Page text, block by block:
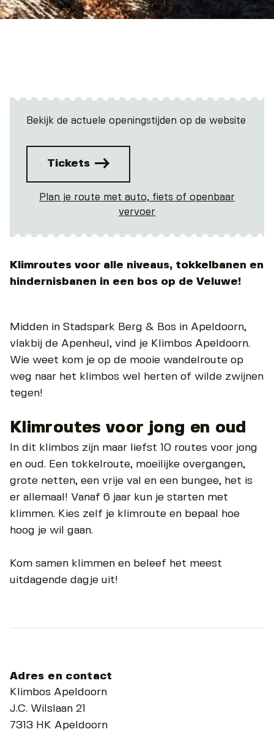
Bekijk de actuele openingstijden op de website
Tickets
Plan je route met auto, fiets of openbaar
vervoer
Klimroutes voor alle niveaus, tokkelbanen en
hindernisbanen in een bos op de Veluwe!
Midden in Stadspark Berg & Bos in Apeldoorn,
vlakbij de Apenheul, vind je Klimbos Apeldoorn.
Wie weet kom je op de mooie wandelroute op
weg naar het klimbos wel herten of wilde zwijnen
tegen!
Klimroutes voor jong en oud
In dit klimbos zijn maar liefst 10 routes voor jong
en oud. Een tokkelroute, moeilijke overgangen,
grote netten, een vrije val en een bungee, het is
er allemaal! Vanaf 6 jaar kun je starten met
klimmen. Kies zelf je klimroute en bepaal hoe
hoog je wil gaan.
Kom samen klimmen en beleef het meest
uitdagende dagje uit!
Adres en contact
Klimbos Apeldoorn
J.C. Wilslaan 21
7313 HK Apeldoorn